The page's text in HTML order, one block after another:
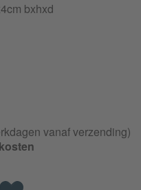
bxhxd
vanaf verzending)